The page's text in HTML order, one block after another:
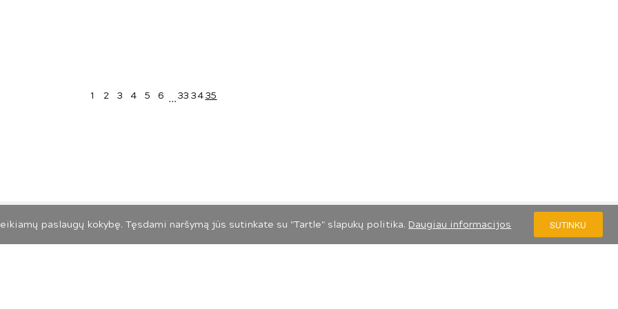
paslaugų kokybę. Tęsdami naršymą jūs sutinkate su "Tartle" slapukų politika. Daugiau informacijos SUTINKU
1 2 3 4 5 6 ...33 3435
LIETUVOS MENO PAŽINIMO CENTRAS. VISOS TEISĖS SAUGOMOS